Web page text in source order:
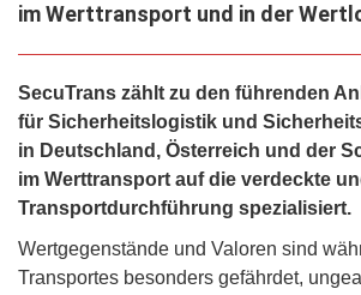
im Werttransport und in der
SecuTrans zählt zu den führenden
für Sicherheitslogistik und
in Deutschland, Österreich und der
im Werttransport auf die verdeckte
Transportdurchführung spezialisiert.
Wertgegenstände und Valoren sind
Transportes besonders gefährdet,